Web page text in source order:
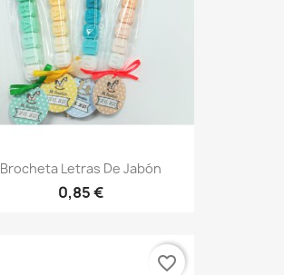
Brocheta Letras De Jabón
0,85 €
favorite_border